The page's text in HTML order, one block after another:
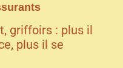
griffoirs : plus il
plus il se